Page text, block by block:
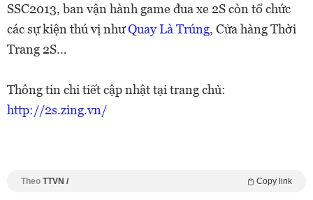
SSC2013, ban vận hành game đua xe 2S còn tổ chức
các sự kiện thú vị nhưQuay Là Trúng, Cửa hàng Thời
Trang 2S…
Thông tin chi tiết cập nhật tại trang chủ:
http://2s.zing.vn/
Theo TTVN / Copy link